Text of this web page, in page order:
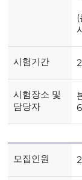
시험기간
시험장소 및
담당자
모집인원